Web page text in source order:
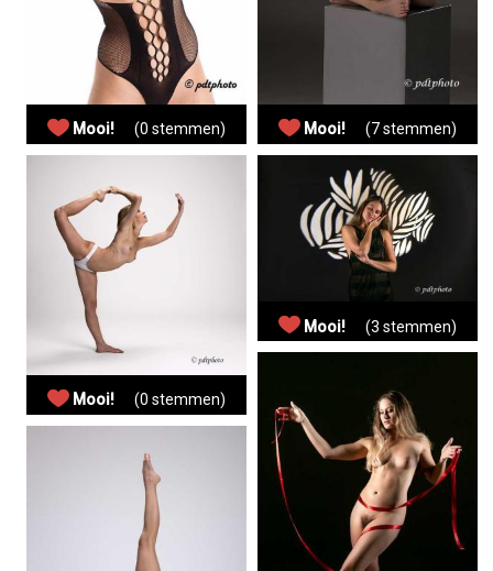
Mooi! (0 stemmen)
Mooi! (0 stemmen)
Mooi! (7 stemmen)
Mooi! (3 stemmen)